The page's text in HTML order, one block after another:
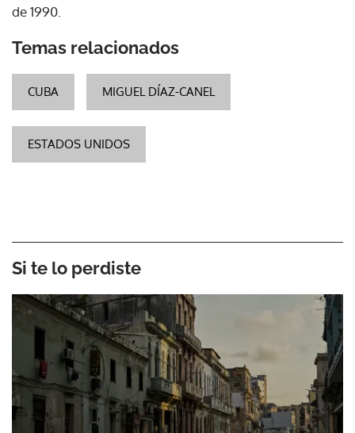
de 1990.
Temas relacionados
CUBA MIGUEL DÍAZ-CANEL
ESTADOS UNIDOS
Si te lo perdiste